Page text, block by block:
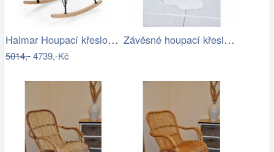
Halmar Houpací křeslo LIBERTO 2 -…
5014,-4739,-Kč
Závěsné houpací křeslo CHILLO, šedé